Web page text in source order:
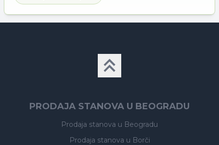
PRODAJA STANOVA U BEOGRADU
Prodaja stanova u Beogradu
Prodaja stanova u Borči